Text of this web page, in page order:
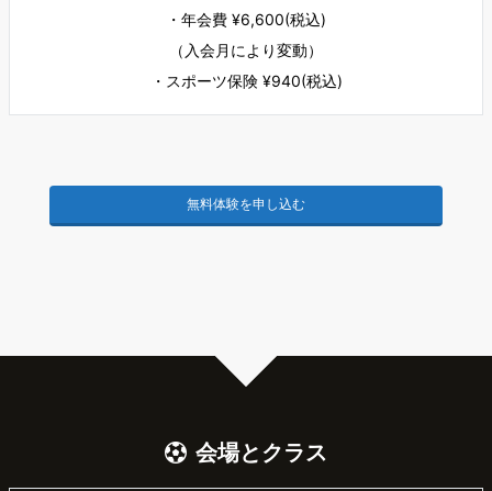
・年会費 ¥6,600(税込)
（入会月により変動）
・スポーツ保険 ¥940(税込)
無料体験を申し込む
会場とクラス